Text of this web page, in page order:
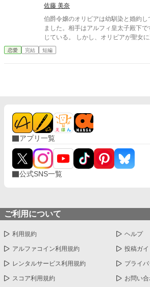
佐藤 美奈
伯爵令嬢のオリビアは幼馴染と婚約
ました。相手はアルフィ皇太子殿下
じている。 しかし、オリビアが聖女に選ばれてから会える時間が
減っていく。それに対してアルフィ
といる時間を大切にしたいと言う思い
恋愛 完結 短編
アプリ一覧
公式SNS一覧
ご利用について
利用規約 ヘルプ
アルファコイン利用規約 投稿ガ
レンタルサービス利用規約 プライ
スコア利用規約 お問い